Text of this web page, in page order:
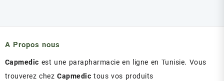
A Propos nous
Capmedic est une parapharmacie en ligne en Tunisie. Vous
trouverez chezCapmedic tous vos produits